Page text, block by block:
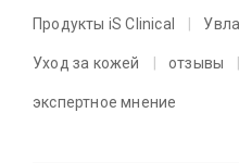
Продукты iS Clinical
Уход за кожей отзывы
экспертное мнение